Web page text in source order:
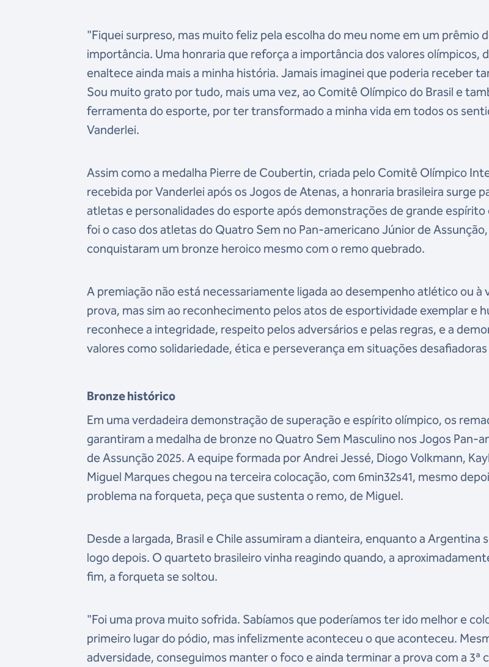
"Fiquei surpreso, mas muito feliz pela escolha do meu nome em um prêmio
importância. Uma honraria que reforça a importância dos valores olímpicos,
enaltece ainda mais a minha história. Jamais imaginei que poderia receber
Sou muito grato por tudo, mais uma vez, ao Comitê Olímpico do Brasil e
ferramenta do esporte, por ter transformado a minha vida em todos os
Vanderlei.
Assim como a medalha Pierre de Coubertin, criada pelo Comitê Olímpico
recebida por Vanderlei após os Jogos de Atenas, a honraria brasileira surge
atletas e personalidades do esporte após demonstrações de grande
foi o caso dos atletas do Quatro Sem no Pan-americano Júnior de
conquistaram um bronze heroico mesmo com o remo quebrado.
A premiação não está necessariamente ligada ao desempenho atlético ou à
prova, mas sim ao reconhecimento pelos atos de esportividade exemplar e
reconhece a integridade, respeito pelos adversários e pelas regras, e a
valores como solidariedade, ética e perseverança em situações
Bronze histórico
Em uma verdadeira demonstração de superação e espírito olímpico, os
garantiram a medalha de bronze no Quatro Sem Masculino nos Jogos Pan-
de Assunção 2025. A equipe formada por Andrei Jessé, Diogo Volkmann,
Miguel Marques chegou na terceira colocação, com 6min32s41, mesmo
problema na forqueta, peça que sustenta o remo, de Miguel.
Desde a largada, Brasil e Chile assumiram a dianteira, enquanto a Argentina
logo depois. O quarteto brasileiro vinha reagindo quando, a
fim, a forqueta se soltou.
"Foi uma prova muito sofrida. Sabíamos que poderíamos ter ido melhor e
primeiro lugar do pódio, mas infelizmente aconteceu o que aconteceu.
adversidade, conseguimos manter o foco e ainda terminar a prova com a 3ª